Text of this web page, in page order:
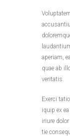
aperiam,
quae ab
veritatis.
Exerci
iquip ex
iriure
tie